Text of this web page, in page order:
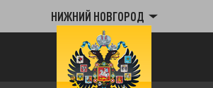
НИЖНИЙ НОВГОРОД